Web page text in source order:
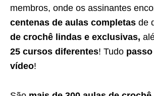
membros, onde os assinantes
centenas de aulas completas de
de crochê lindas e exclusivas,
25 cursos diferentes! Tudo
vídeo!